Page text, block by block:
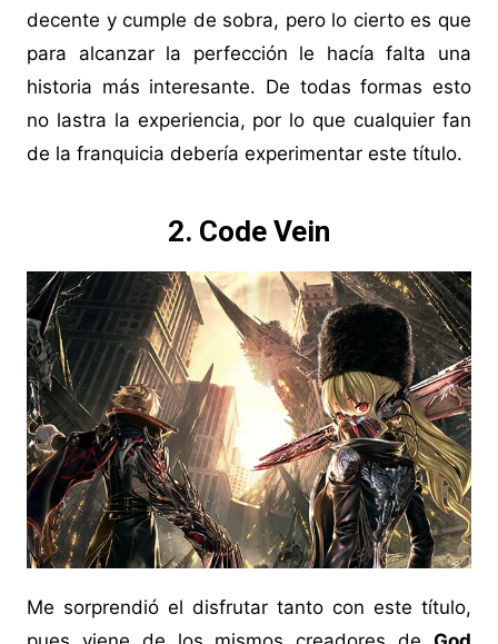
decente y cumple de sobra, pero lo cierto es que
para alcanzar la perfección le hacía falta una
historia más interesante. De todas formas esto
no lastra la experiencia, por lo que cualquier fan
de la franquicia debería experimentar este título.
2. Code Vein
Me sorprendió el disfrutar tanto con este título,